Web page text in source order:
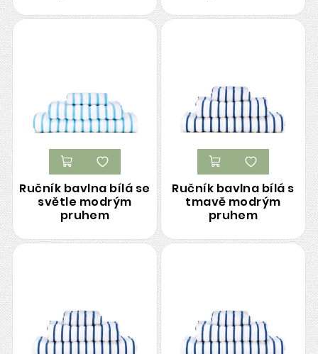
Ručník bavlna bílá se
světle modrým
pruhem
Ručník bavlna bílá s
tmavě modrým
pruhem